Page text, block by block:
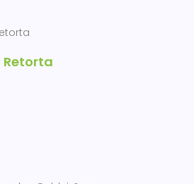
Retorta